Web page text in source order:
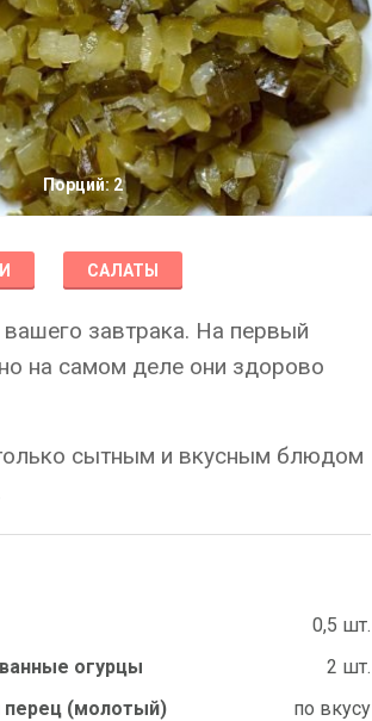
Порций: 2
САЛАТЫ
завтрака. На первый
на самом деле они здорово
сытным и вкусным блюдом
0,5 шт.
огурцы
2 шт.
(молотый)
по вкусу